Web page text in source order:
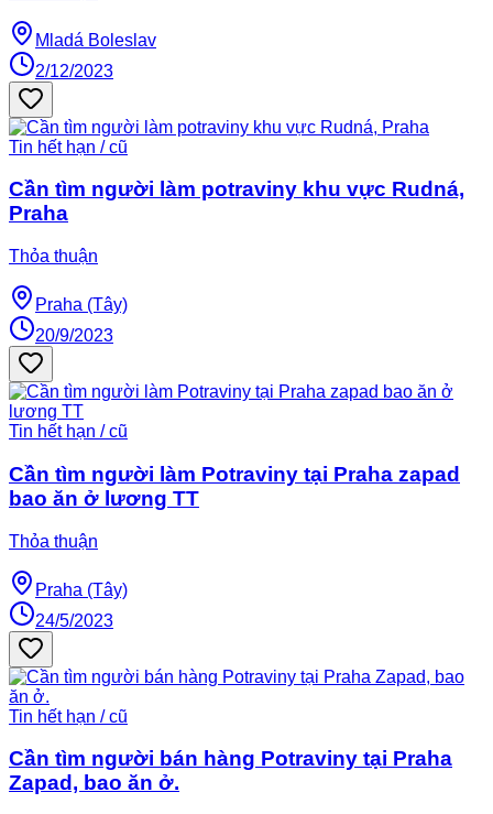
Mladá Boleslav
2/12/2023
Tin hết hạn / cũ
Cần tìm người làm potraviny khu vực Rudná,
Praha
Thỏa thuận
Praha (Tây)
20/9/2023
Tin hết hạn / cũ
Cần tìm người làm Potraviny tại Praha zapad
bao ăn ở lương TT
Thỏa thuận
Praha (Tây)
24/5/2023
Tin hết hạn / cũ
Cần tìm người bán hàng Potraviny tại Praha
Zapad, bao ăn ở.